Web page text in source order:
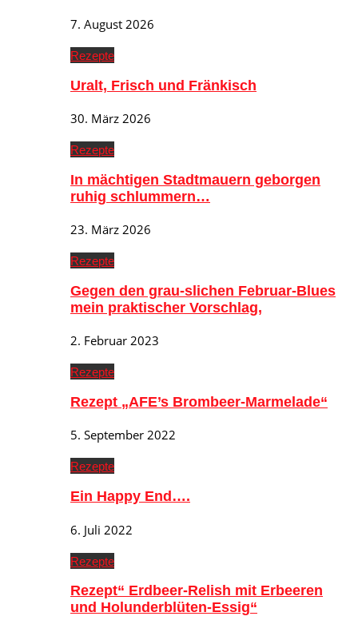
7. August 2026
Rezepte
Uralt, Frisch und Fränkisch
30. März 2026
Rezepte
In mächtigen Stadtmauern geborgen
ruhig schlummern…
23. März 2026
Rezepte
Gegen den grau-slichen Februar-Blues
mein praktischer Vorschlag,
2. Februar 2023
Rezepte
Rezept „AFE’s Brombeer-Marmelade“
5. September 2022
Rezepte
Ein Happy End….
6. Juli 2022
Rezepte
Rezept“ Erdbeer-Relish mit Erbeeren
und Holunderblüten-Essig“